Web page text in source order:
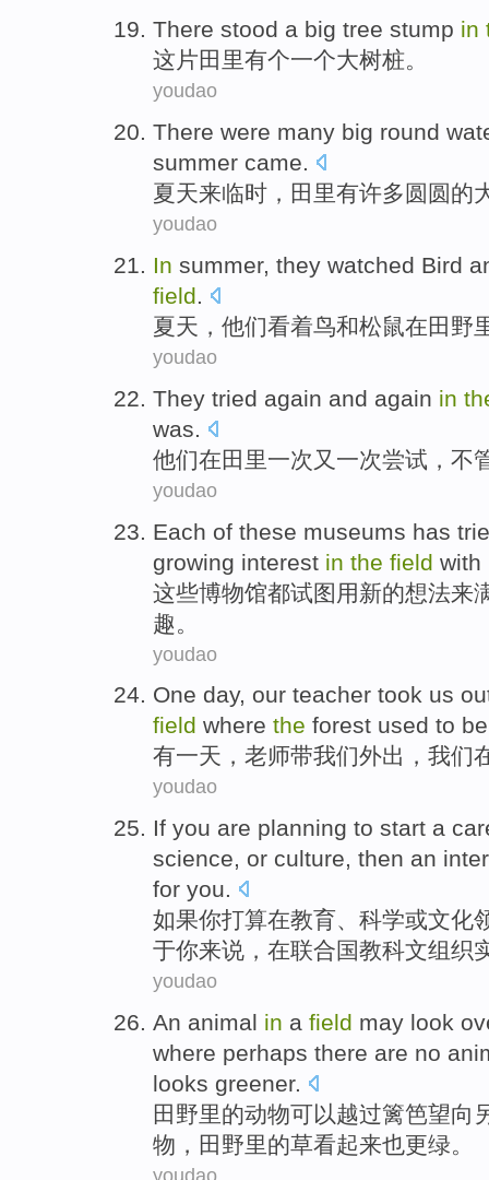
There stood a big tree stump in
这 片田里有个一个大树桩。
youdao
There were many big round
summer came.
夏天来临时，田里有许多圆圆的
youdao
In summer, they watched Bird
field.
夏天，他们看着鸟和松鼠在田野
youdao
They tried again and again in
was.
他们在田里一次又一次尝试，不
youdao
Each of these museums has
growing interest in the field with
这些博物馆都试图用新的想法来
趣。
youdao
One day, our teacher took us
field where the forest used to
有一天，老师带我们外出，我们
youdao
If you are planning to start a
science, or culture, then an
for you.
如果你打算在教育、科学或文化
于你来说，在联合国教科文组织
youdao
An animal in a field may look
where perhaps there are no
looks greener.
田 野里的动物可以越过篱笆望向
物，田野里的草看起来也更绿。
youdao